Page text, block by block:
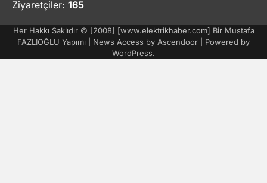
Ziyaretçiler: 165
Her Hakkı Saklıdır © [2008] [www.elektrikhaber.com] Bir Mustafa
FAZLIOĞLU Yapımı | News Access by Ascendoor | Powered by
WordPress.